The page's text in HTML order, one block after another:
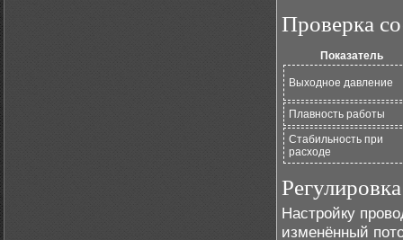
Проверка
Показатель
Выходное давление
Плавность работы
Стабильность при
расходе
Регулировка
Настройку
изменённый